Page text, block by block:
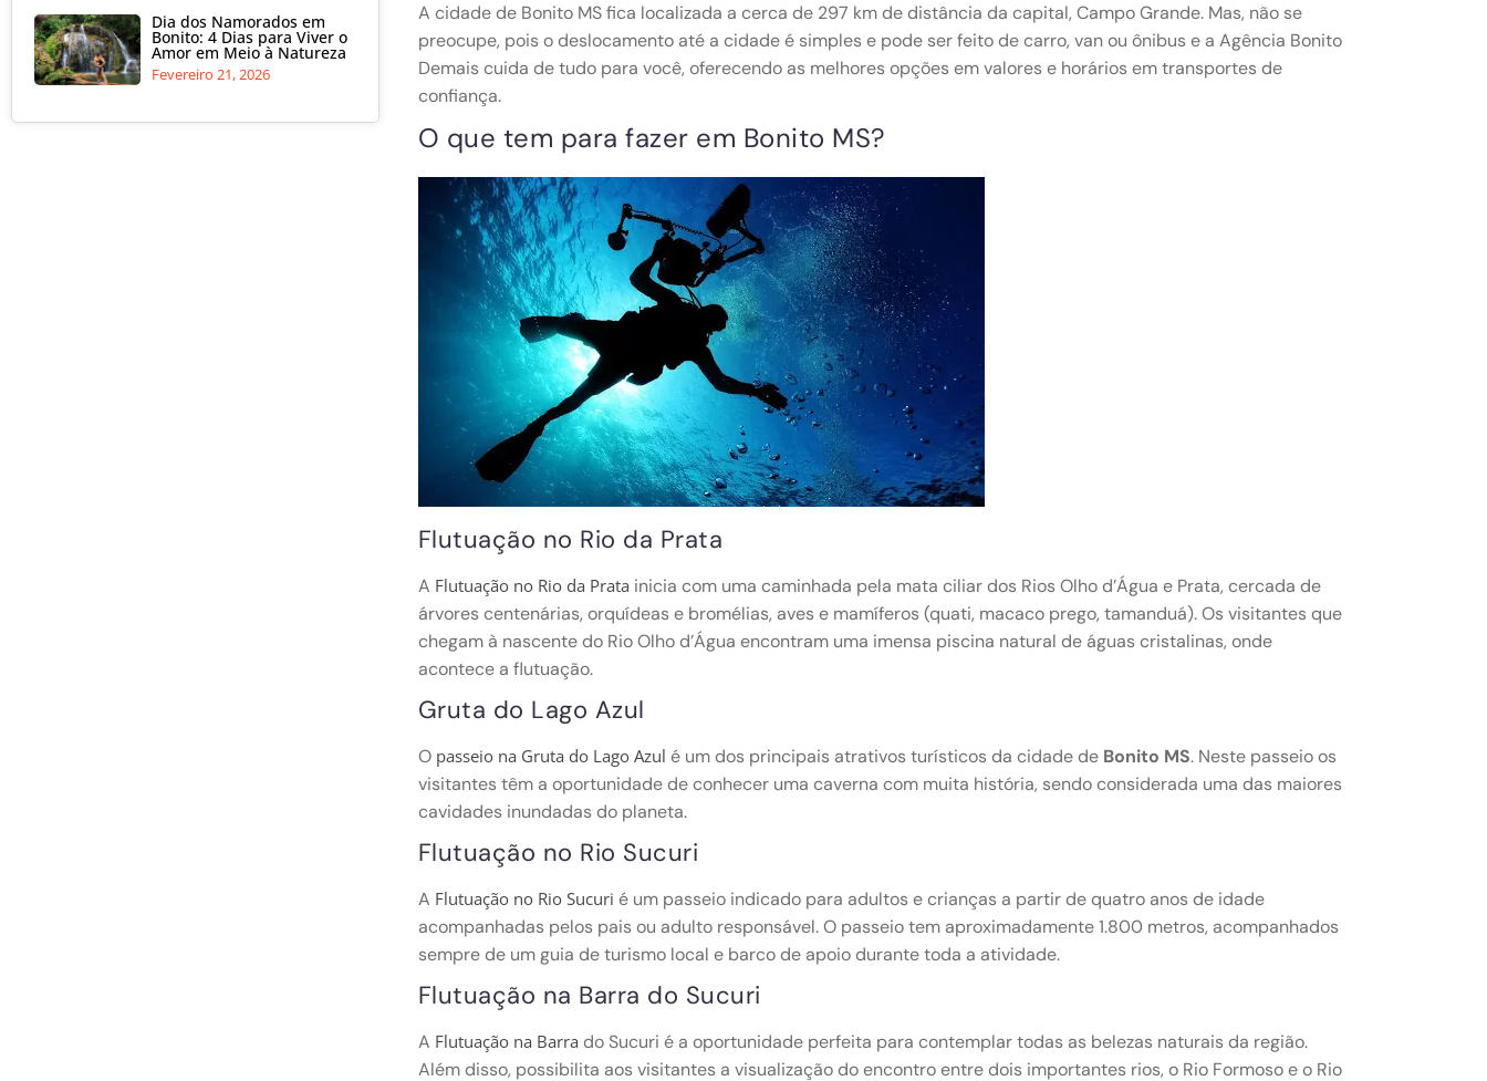
Dia dos Namorados em
Bonito: 4 Dias para Viver o
Amor em Meio à Natureza
Fevereiro 21, 2026
A cidade de Bonito MS fica localizada a cerca de 297 km de distância da capital, Campo Grande. Mas, não se
preocupe, pois o deslocamento até a cidade é simples e pode ser feito de carro, van ou ônibus e a Agência Bonito
Demais cuida de tudo para você, oferecendo as melhores opções em valores e horários em transportes de
confiança.
O que tem para fazer em Bonito MS?
Flutuação no Rio da Prata
A Flutuação no Rio da Prata inicia com uma caminhada pela mata ciliar dos Rios Olho d’Água e Prata, cercada de
árvores centenárias, orquídeas e bromélias, aves e mamíferos (quati, macaco prego, tamanduá). Os visitantes que
chegam à nascente do Rio Olho d’Água encontram uma imensa piscina natural de águas cristalinas, onde
acontece a flutuação.
Gruta do Lago Azul
O passeio na Gruta do Lago Azul é um dos principais atrativos turísticos da cidade de Bonito MS. Neste passeio os
visitantes têm a oportunidade de conhecer uma caverna com muita história, sendo considerada uma das maiores
cavidades inundadas do planeta.
Flutuação no Rio Sucuri
A Flutuação no Rio Sucuri é um passeio indicado para adultos e crianças a partir de quatro anos de idade
acompanhadas pelos pais ou adulto responsável. O passeio tem aproximadamente 1.800 metros, acompanhados
sempre de um guia de turismo local e barco de apoio durante toda a atividade.
Flutuação na Barra do Sucuri
A Flutuação na Barra do Sucuri é a oportunidade perfeita para contemplar todas as belezas naturais da região.
Além disso, possibilita aos visitantes a visualização do encontro entre dois importantes rios, o Rio Formoso e o Rio